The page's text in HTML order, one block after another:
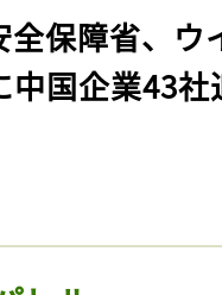
全保障省、ウ
中国企業43社